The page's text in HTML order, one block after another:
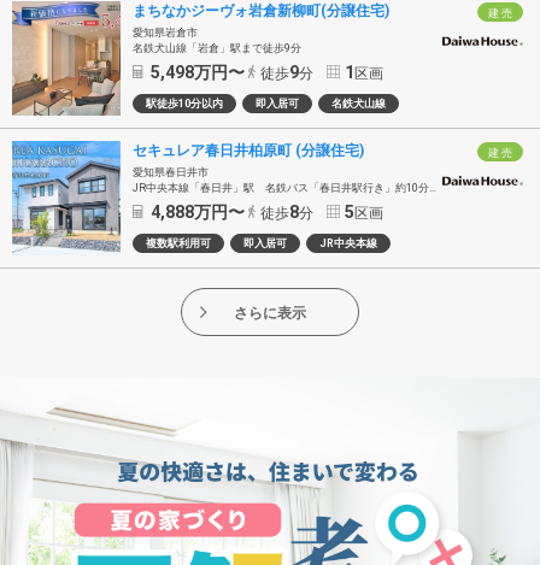
建 売
まちなかジーヴォ岩倉新柳町(分譲住宅)
愛知県岩倉市
名鉄犬山線「岩倉」駅まで徒歩9分
5,498万円〜 徒歩9分 1区画
駅徒歩10分以内 即入居可 名鉄犬山線
建 売
セキュレア春日井柏原町 (分譲住宅)
愛知県春日井市
JR中央本線「春日井」駅 名鉄バス「春日井駅行き」約10分 「春日井農協前」バス停徒歩8分
4,888万円〜 徒歩8分 5区画
複数駅利用可 即入居可 JR中央本線
さらに表示